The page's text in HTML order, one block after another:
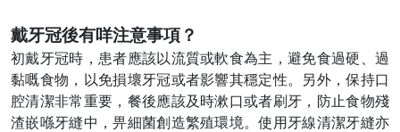
戴牙冠後有咩注意事項？
初戴牙冠時，患者應該以流質或軟食為主，避免食過硬、過
黏嘅食物，以免損壞牙冠或者影響其穩定性。另外，保持口
腔清潔非常重要，餐後應該及時漱口或者刷牙，防止食物殘
渣嵌喺牙縫中，畀細菌創造繁殖環境。使用牙線清潔牙縫亦